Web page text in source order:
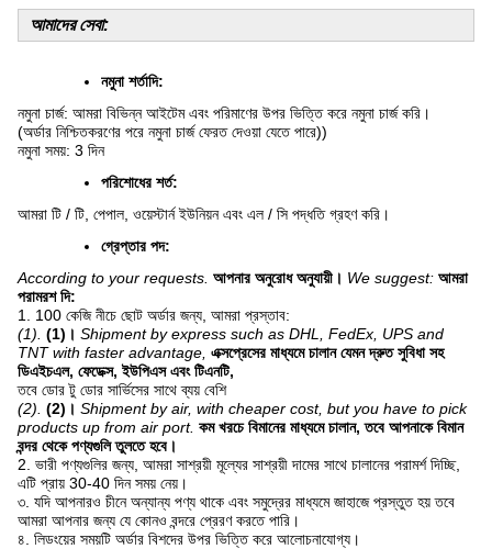
আমাদের সেবা:
নমুনা শর্তাদি:
নমুনা চার্জ: আমরা বিভিন্ন আইটেম এবং পরিমাণের উপর ভিত্তি করে নমুনা চার্জ করি।
(অর্ডার নিশ্চিতকরণের পরে নমুনা চার্জ ফেরত দেওয়া যেতে পারে))
নমুনা সময়: 3 দিন
পরিশোধের শর্ত:
আমরা টি / টি, পেপাল, ওয়েস্টার্ন ইউনিয়ন এবং এল / সি পদ্ধতি গ্রহণ করি।
গ্রেপ্তার পদ:
According to your requests. আপনার অনুরোধ অনুযায়ী। We suggest: আমরা
পরামরশ দি:
1. 100 কেজি নীচে ছোট অর্ডার জন্য, আমরা প্রস্তাব:
(1). (1)। Shipment by express such as DHL, FedEx, UPS and
TNT with faster advantage, এক্সপ্রেসের মাধ্যমে চালান যেমন দ্রুত সুবিধা সহ
ডিএইচএল, ফেডেক্স, ইউপিএস এবং টিএনটি,
তবে ডোর টু ডোর সার্ভিসের সাথে ব্যয় বেশি
(2). (2)। Shipment by air, with cheaper cost, but you have to pick
products up from air port. কম খরচে বিমানের মাধ্যমে চালান, তবে আপনাকে বিমান
বন্দর থেকে পণ্যগুলি তুলতে হবে।
2. ভারী পণ্যগুলির জন্য, আমরা সাশ্রয়ী মূল্যের সাশ্রয়ী দামের সাথে চালানের পরামর্শ দিচ্ছি,
এটি প্রায় 30-40 দিন সময় নেয়।
৩. যদি আপনারও চীনে অন্যান্য পণ্য থাকে এবং সমুদ্রের মাধ্যমে জাহাজে প্রস্তুত হয় তবে
আমরা আপনার জন্য যে কোনও বন্দরে প্রেরণ করতে পারি।
৪. লিডংয়ের সময়টি অর্ডার বিশদের উপর ভিত্তি করে আলোচনাযোগ্য।